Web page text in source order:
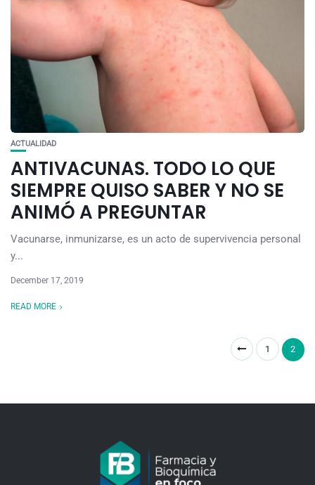
ACTUALIDAD
ANTIVACUNAS. TODO LO QUE
SIEMPRE QUISO SABER Y NO SE
ANIMÓ A PREGUNTAR
Vacunarse, inmunizarse, es un acto de supervivencia personal
y...
December 17, 2019
READ MORE
1 2